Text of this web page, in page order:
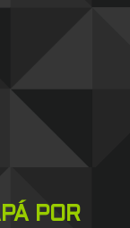
POR